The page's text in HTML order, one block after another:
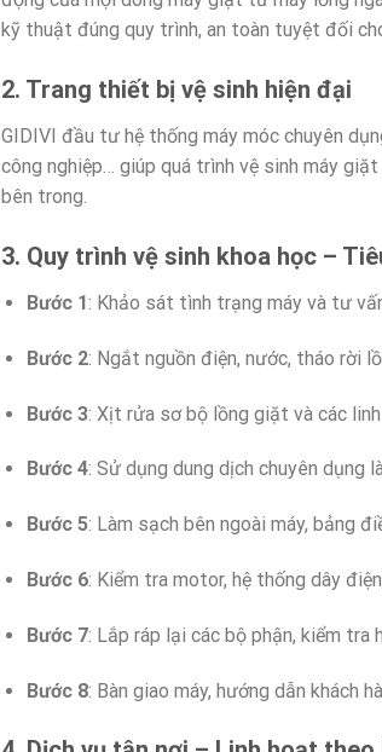
kỹ thuật đúng quy trình, an toàn tuyệt đối
2. Trang thiết bị vệ sinh hiện đại
GIDIVI đầu tư hệ thống máy móc chuyên
công nghiệp… giúp quá trình vệ sinh máy
bên trong.
3. Quy trình vệ sinh khoa học –
Bước 1: Khảo sát tình trạng máy và tư
Bước 2: Ngắt nguồn điện, nước, tháo rời
Bước 3: Xịt rửa sơ bộ lồng giặt và các
Bước 4: Sử dụng dung dịch chuyên dụng
Bước 5: Làm sạch bên ngoài máy, bảng
Bước 6: Kiểm tra motor, hệ thống dây
Bước 7: Lắp ráp lại các bộ phận, kiểm tra
Bước 8: Bàn giao máy, hướng dẫn khách